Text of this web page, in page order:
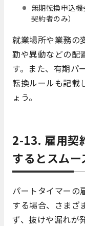
無期転換申込
契約者のみ）
就業場所や業務の
勤や異動などの配
す。また、有期パ
転換ルールも記載
ょう。
2-13. 雇用契
するとスムー
パートタイマーの
する場合、さまざ
ず、抜けや漏れが